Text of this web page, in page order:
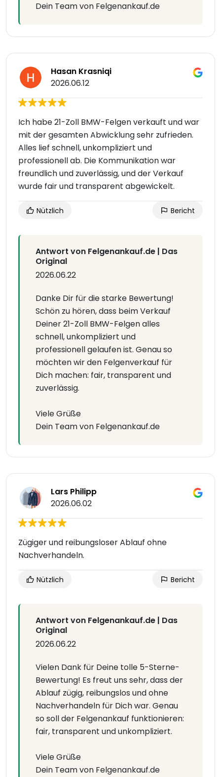
Dein Team von Felgenankauf.de
Hasan Krasniqi
2026.06.12
Ich habe 21-Zoll BMW-Felgen verkauft und war
mit der gesamten Abwicklung sehr zufrieden.
Alles lief schnell, unkompliziert und
professionell ab. Die Kommunikation war
freundlich und zuverlässig, und der Verkauf
wurde fair und transparent abgewickelt.
Nützlich Bericht
Antwort von Felgenankauf.de | Das
Original
2026.06.22
Danke Dir für die starke Bewertung!
Schön zu hören, dass beim Verkauf
Deiner 21-Zoll BMW-Felgen alles
schnell, unkompliziert und
professionell gelaufen ist. Genau so
möchten wir den Felgenverkauf für
Dich machen: fair, transparent und
zuverlässig.
Viele Grüße
Dein Team von Felgenankauf.de
Lars Philipp
2026.06.02
Zügiger und reibungsloser Ablauf ohne
Nachverhandeln.
Nützlich Bericht
Antwort von Felgenankauf.de | Das
Original
2026.06.22
Vielen Dank für Deine tolle 5-Sterne-
Bewertung! Es freut uns sehr, dass der
Ablauf zügig, reibungslos und ohne
Nachverhandeln für Dich war. Genau
so soll der Felgenankauf funktionieren:
fair, transparent und unkompliziert.
Viele Grüße
Dein Team von Felgenankauf.de